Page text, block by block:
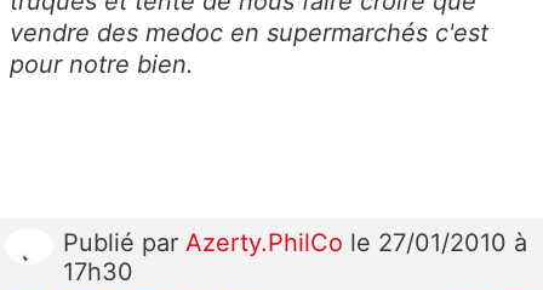
vendre des medoc en supermarchés c'est
pour notre bien.
Publié par Azerty.PhilCo le 27/01/2010 à
17h30